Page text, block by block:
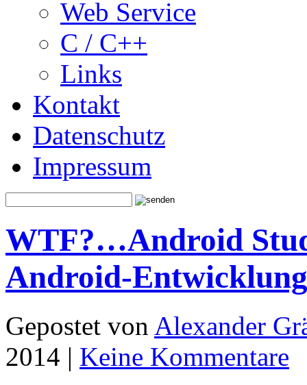
Web Service
C / C++
Links
Kontakt
Datenschutz
Impressum
WTF?…Android
Android-
Gepostet von Alexander
2014 | Keine Kommentare